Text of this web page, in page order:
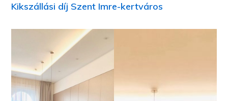
Kikszállási díj Szent Imre-kertváros